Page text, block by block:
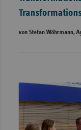
von Stefan Wöhrmann,